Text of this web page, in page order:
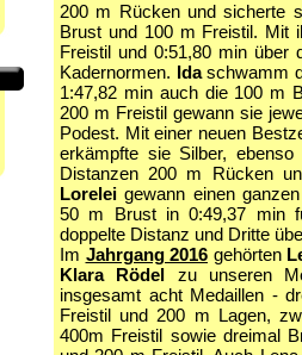
200 m Rücken und sicherte
Brust und 100 m Freistil. Mit
Freistil und 0:51,80 min über
Kadernormen. Idaschwamm
1:47,82 min auch die 100 m
200 m Freistil gewann sie
Podest. Mit einer neuen
erkämpfte sie Silber,
Distanzen 200 m Rücken
Lorelei gewann einen
50 m Brust in 0:49,37 min
doppelte Distanz und Dritte
Im Jahrgang 2016 gehörten
Klara Rödel zu unseren
insgesamt acht Medaillen -
Freistil und 200 m Lagen,
400m Freistil sowie dreimal